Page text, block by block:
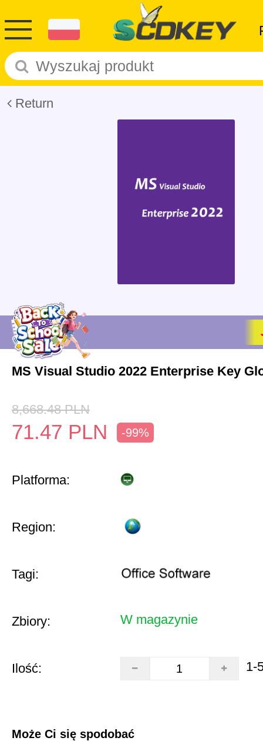
Return
MS Visual Studio 2022 Enterprise Key
8,668.48 PLN
71.47 PLN -99%
Platforma:
Region:
Tagi:
Zbiory: W magazynie
Ilość: 1-
Może Ci się spodobać